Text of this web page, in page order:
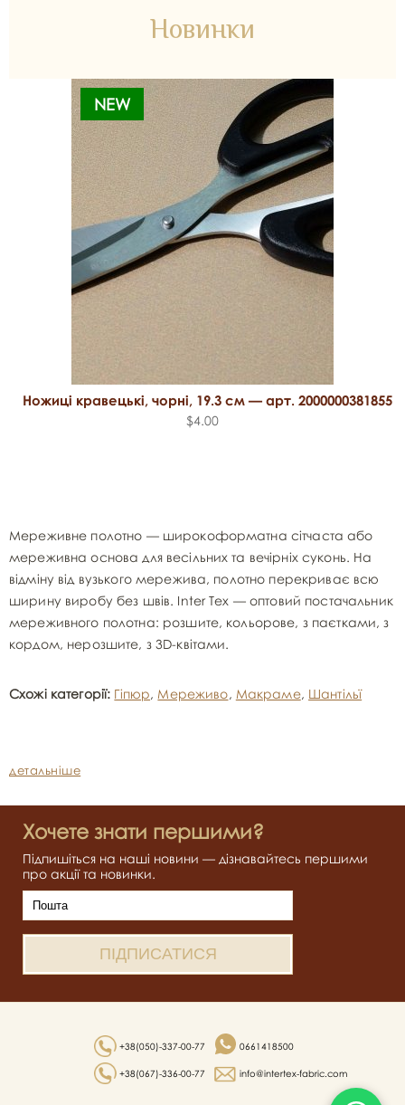
Новинки
NEW
Ножиці кравецькі, чорні, 19.3 см — арт. 2000000381855
$4.00
Мереживне полотно — широкоформатна сітчаста або
мереживна основа для весільних та вечірніх суконь. На
відміну від вузького мережива, полотно перекриває всю
ширину виробу без швів. Inter Tex — оптовий постачальник
мереживного полотна: розшите, кольорове, з паєтками, з
кордом, нерозшите, з 3D-квітами.
Схожі категорії: Гіпюр, Мереживо, Макраме, Шантільї
детальніше
Хочете знати першими?
Підпишіться на наші новини — дізнавайтесь першими
про акції та новинки.
+38(050)-337-00-77
+38(067)-336-00-77
0661418500
info@intertex-fabric.com